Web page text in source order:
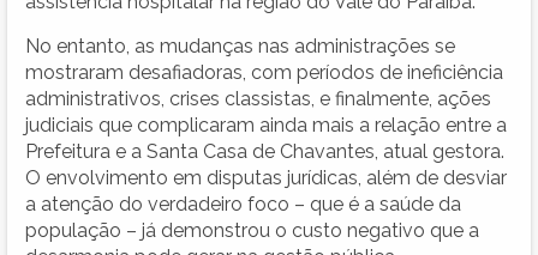
No entanto, as mudanças nas administrações se
mostraram desafiadoras, com períodos de ineficiência
administrativos, crises classistas, e finalmente, ações
judiciais que complicaram ainda mais a relação entre a
Prefeitura e a Santa Casa de Chavantes, atual gestora.
O envolvimento em disputas jurídicas, além de desviar
a atenção do verdadeiro foco – que é a saúde da
população – já demonstrou o custo negativo que a